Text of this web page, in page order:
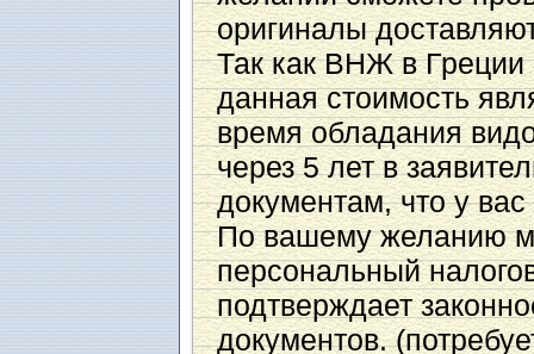
оригиналы
Так как ВНЖ в Греции
данная стоимость
время обладания
через 5 лет в
документам, что у вас
По вашему желанию
персональный
подтверждает
документов.